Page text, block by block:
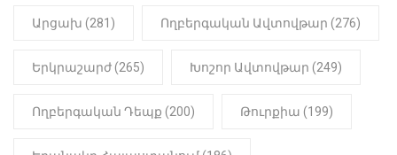
Արցախ (281) Ողբերգական Ավտովթար (276)
Երկրաշարժ (265) Խոշոր Ավտովթար (249)
Ողբերգական Դեպք (200) Թուրքիա (199)